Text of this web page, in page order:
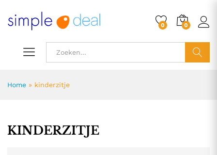
0 0
Home » kinderzitje
KINDERZITJE